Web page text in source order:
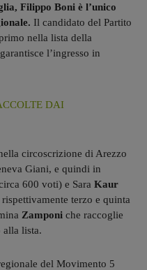
Filippo Boni è l’unico
Il candidato del Partito
nella lista della
l’ingresso in
DAI
circoscrizione di Arezzo
Giani, e quindi in
600 voti) e Sara Kaur
terzo e quinta
Zamponi che raccoglie
lista.
del Movimento 5